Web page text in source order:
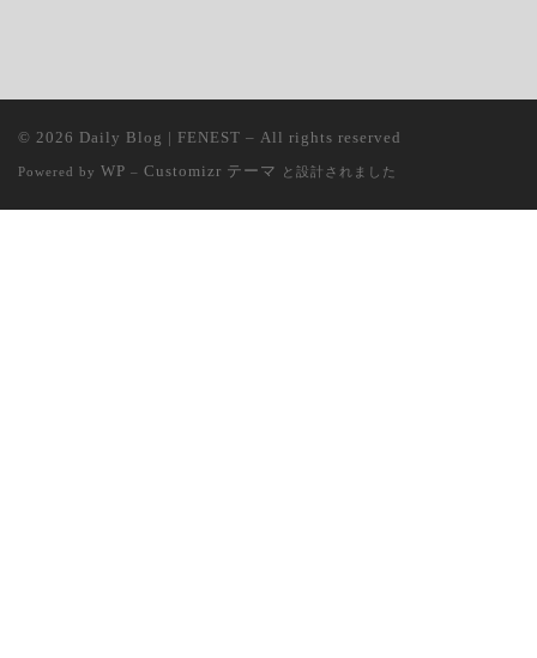
© 2026 Daily Blog | FENEST – All rights reserved
Powered by WP – Customizr テーマ と設計されました